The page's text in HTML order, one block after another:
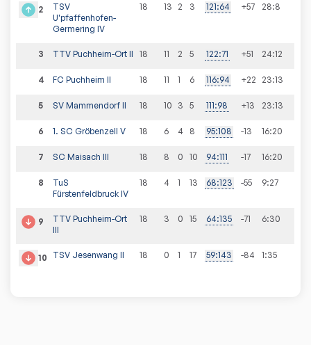
2
TSV
U'pfaffenhofen-
Germering IV
18 13 2 3 121:64 +57 28:8
3 TTV Puchheim-Ort II 18 11 2 5 122:71 +51 24:12
4 FC Puchheim II 18 11 1 6 116:94 +22 23:13
5 SV Mammendorf II 18 10 3 5 111:98 +13 23:13
6 1. SC Gröbenzell V 18 6 4 8 95:108 -13 16:20
7 SC Maisach III 18 8 0 10 94:111 -17 16:20
8
TuS
Fürstenfeldbruck IV
18 4 1 13 68:123 -55 9:27
9
TTV Puchheim-Ort
III
18 3 0 15 64:135 -71 6:30
10 TSV Jesenwang II 18 0 1 17 59:143 -84 1:35